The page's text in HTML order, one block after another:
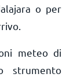
o per
meteo di
strumento